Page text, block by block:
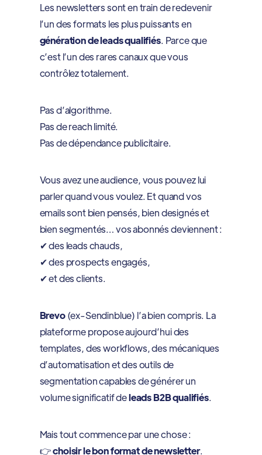
Les newsletters sont en train de redevenir
l’un des formats les plus puissants en
génération de leads qualifiés. Parce que
c’est l’un des rares canaux que vous
contrôlez totalement.
Pas d’algorithme.
Pas de reach limité.
Pas de dépendance publicitaire.
Vous avez une audience, vous pouvez lui
parler quand vous voulez. Et quand vos
emails sont bien pensés, bien designés et
bien segmentés… vos abonnés deviennent :
✔ des leads chauds,
✔ des prospects engagés,
✔ et des clients.
Brevo(ex-Sendinblue) l’a bien compris. La
plateforme propose aujourd’hui des
templates, des workflows, des mécaniques
d’automatisation et des outils de
segmentation capables de générer un
volume significatif deleads B2B qualifiés.
Mais tout commence par une chose :
👉choisir le bon format de newsletter.